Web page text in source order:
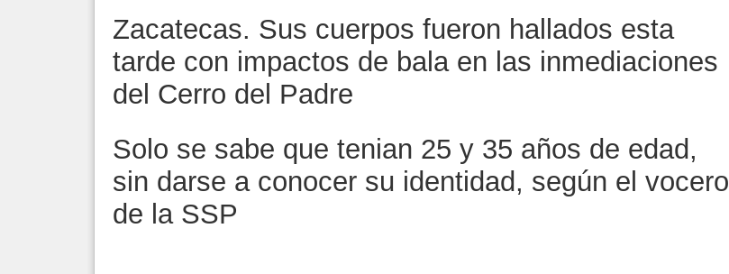
Zacatecas. Sus cuerpos fueron hallados esta
tarde con impactos de bala en las inmediaciones
del Cerro del Padre
Solo se sabe que tenian 25 y 35 años de edad,
sin darse a conocer su identidad, según el vocero
de la SSP